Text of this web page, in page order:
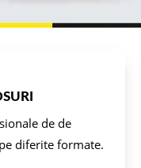
de de
diferite formate.